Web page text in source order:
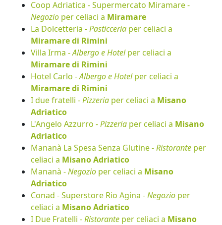
Coop Adriatica - Supermercato Miramare -
Negozio per celiaci a Miramare
La Dolcetteria -Pasticceria per celiaci a
Miramare di Rimini
Villa Irma -Albergo e Hotelper celiaci a
Miramare di Rimini
Hotel Carlo -Albergo e Hotelper celiaci a
Miramare di Rimini
I due fratelli -Pizzeria per celiaci a Misano
Adriatico
L'Angelo Azzurro -Pizzeria per celiaci a Misano
Adriatico
Mananà La Spesa Senza Glutine -Ristorante per
celiaci a Misano Adriatico
Mananà -Negozio per celiaci a Misano
Adriatico
Conad - Superstore Rio Agina -Negozio per
celiaci a Misano Adriatico
I Due Fratelli -Ristorante per celiaci a Misano